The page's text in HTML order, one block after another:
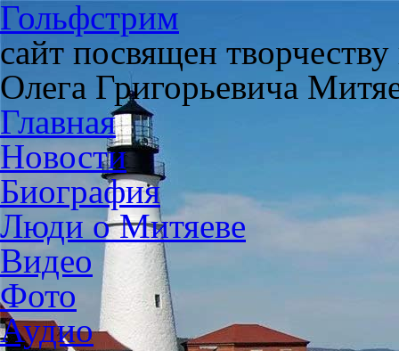
Гольфстрим
сайт посвящен
Олега Григорьевича
Главная
Новости
Биография
Люди о Митяеве
Видео
Фото
Аудио